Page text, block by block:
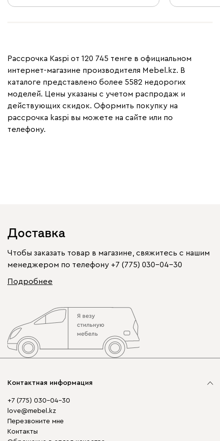
Рассрочка Kaspi от 120 745 тенге в официальном
интернет-магазине производителя Mebel.kz. В
каталоге представлено более 5582 недорогих
моделей. Цены указаны с учетом распродаж и
действующих скидок. Оформить покупку на
рассрочка kaspi вы можете на сайте или по
телефону.
Доставка
Чтобы заказать товар в магазине, свяжитесь с нашим
менеджером по телефону +7 (775) 030-04-30
Подробнее
Контактная информация
+7 (775) 030-04-30
love@mebel.kz
Перезвоните мне
Контакты